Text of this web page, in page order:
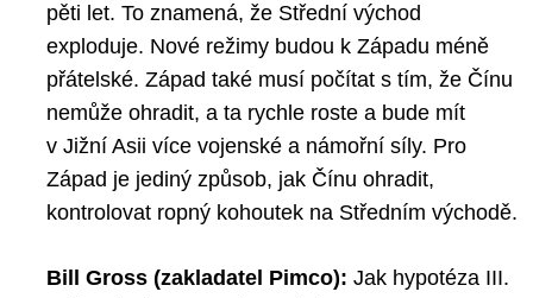
pěti let. To znamená, že Střední východ
exploduje. Nové režimy budou k Západu méně
přátelské. Západ také musí počítat s tím, že Čínu
nemůže ohradit, a ta rychle roste a bude mít
v Jižní Asii více vojenské a námořní síly. Pro
Západ je jediný způsob, jak Čínu ohradit,
kontrolovat ropný kohoutek na Středním východě.
Bill Gross (zakladatel Pimco): Jak hypotéza III.